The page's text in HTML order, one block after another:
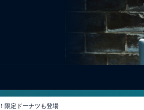
限定ドーナツも登場